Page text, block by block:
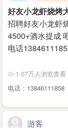
好友小龙虾烧烤
招聘好友小龙虾
4500+酒水提成
电话
1.07万人浏览查看
电话：13846111858
游客